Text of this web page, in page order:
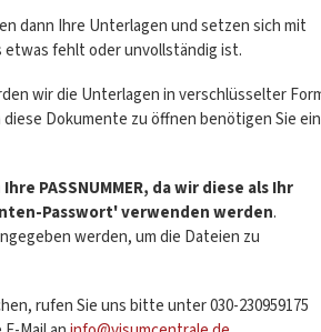
dann Ihre Unterlagen und setzen sich mit
etwas fehlt oder unvollständig ist.
wir die Unterlagen in verschlüsselter
diese Dokumente zu öffnen benötigen Sie ein
PASSNUMMER, da wir diese als Ihr
Passwort' verwenden werden.
werden, um die Dateien zu
rufen Sie uns bitte unter 030-230959175